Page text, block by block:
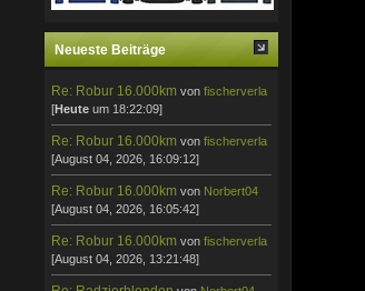
Neueste Beiträge
Re: Robur 16.000km vonfischerverla
[Heute um 18:22:09]
Re: Robur 16.000km vonfischerverla
[August 04, 2026, 16:09:12]
Re: Robur 16.000km von Norbert04
[August 04, 2026, 16:05:42]
Re: Robur 16.000km vonfischerverla
[August 04, 2026, 13:21:48]